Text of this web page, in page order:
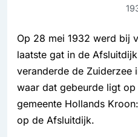
Op 28 mei 1932 werd bij
laatste gat in de
veranderde de Zuiderzee
waar dat gebeurde ligt
gemeente Hollands
op de Afsluitdijk.